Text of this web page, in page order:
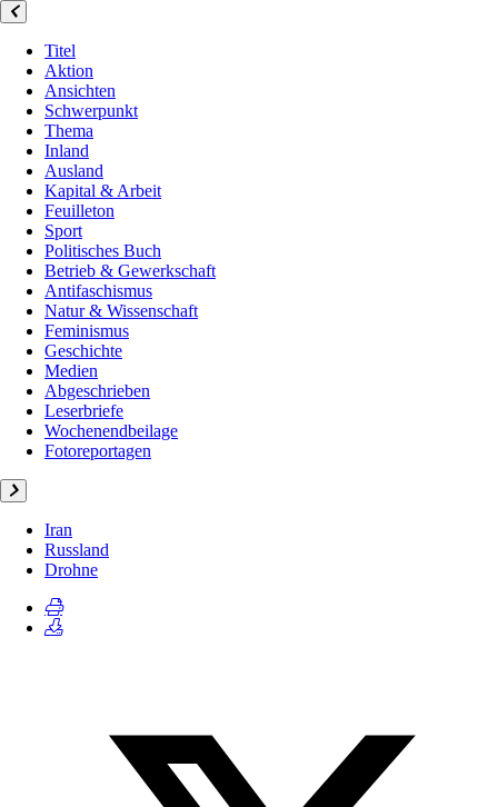
Titel
Aktion
Ansichten
Schwerpunkt
Thema
Inland
Ausland
Kapital & Arbeit
Feuilleton
Sport
Politisches Buch
Betrieb & Gewerkschaft
Antifaschismus
Natur & Wissenschaft
Feminismus
Geschichte
Medien
Abgeschrieben
Leserbriefe
Wochenendbeilage
Fotoreportagen
Iran
Russland
Drohne